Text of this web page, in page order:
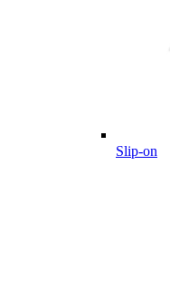
Slip-on